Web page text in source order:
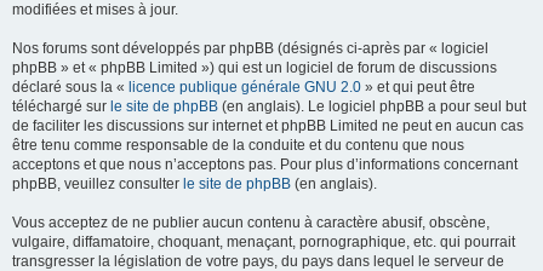
modifiées et mises à jour.
Nos forums sont développés par phpBB (désignés ci-après par « logiciel
phpBB » et « phpBB Limited ») qui est un logiciel de forum de discussions
déclaré sous la « licence publique générale GNU 2.0 » et qui peut être
téléchargé sur le site de phpBB (en anglais). Le logiciel phpBB a pour seul but
de faciliter les discussions sur internet et phpBB Limited ne peut en aucun cas
être tenu comme responsable de la conduite et du contenu que nous
acceptons et que nous n’acceptons pas. Pour plus d’informations concernant
phpBB, veuillez consulter le site de phpBB (en anglais).
Vous acceptez de ne publier aucun contenu à caractère abusif, obscène,
vulgaire, diffamatoire, choquant, menaçant, pornographique, etc. qui pourrait
transgresser la législation de votre pays, du pays dans lequel le serveur de